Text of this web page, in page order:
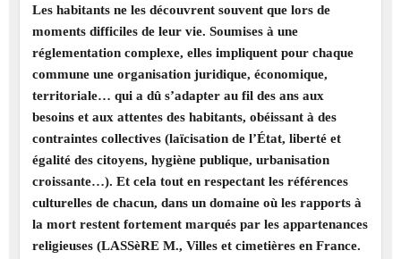
Les habitants ne les découvrent souvent que lors de
moments difficiles de leur vie. Soumises à une
réglementation complexe, elles impliquent pour chaque
commune une organisation juridique, économique,
territoriale… qui a dû s’adapter au fil des ans aux
besoins et aux attentes des habitants, obéissant à des
contraintes collectives (laïcisation de l’État, liberté et
égalité des citoyens, hygiène publique, urbanisation
croissante…). Et cela tout en respectant les références
culturelles de chacun, dans un domaine où les rapports à
la mort restent fortement marqués par les appartenances
religieuses (LASSèRE M., Villes et cimetières en France.